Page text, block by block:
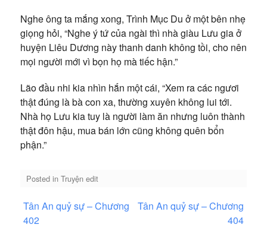
Nghe ông ta mắng xong, Trình Mục Du ở một bên nhẹ
giọng hỏi, “Nghe ý tứ của ngài thì nhà giàu Lưu gia ở
huyện Liêu Dương này thanh danh không tồi, cho nên
mọi người mới vì bọn họ mà tiếc hận.”
Lão đầu nhi kia nhìn hắn một cái, “Xem ra các ngươi
thật đúng là bà con xa, thường xuyên không lui tới.
Nhà họ Lưu kia tuy là người làm ăn nhưng luôn thành
thật đôn hậu, mua bán lớn cũng không quên bổn
phận.”
Posted in Truyện edit
Điều
hướng
Tân An quỷ sự – Chương
402
Tân An quỷ sự – Chương
404